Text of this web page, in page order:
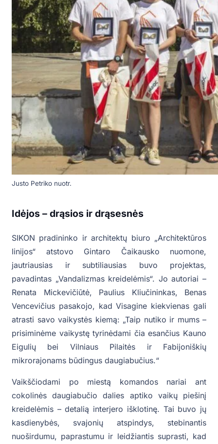
Justo Petriko nuotr.
Idėjos – drąsios ir drąsesnės
SIKON pradininko ir architektų biuro „Architektūros
linijos“ atstovo Gintaro Čaikausko nuomone,
jautriausias ir subtiliausias buvo projektas,
pavadintas „Vandalizmas kreidelėmis“. Jo autoriai –
Renata Mickevičiūtė, Paulius Kliučininkas, Benas
Vencevičius pasakojo, kad Visagine kiekvienas gali
atrasti savo vaikystės kiemą: „Taip nutiko ir mums –
prisiminėme vaikystę tyrinėdami čia esančius Kauno
Eigulių bei Vilniaus Pilaitės ir Fabijoniškių
mikrorajonams būdingus daugiabučius.“
Vaikščiodami po miestą komandos nariai ant
cokolinės daugiabučio dalies aptiko vaikų piešinį
kreidelėmis – detalią interjero išklotinę. Tai buvo jų
kasdienybės, svajonių atspindys, stebinantis
nuoširdumu, paprastumu ir leidžiantis suprasti, kad